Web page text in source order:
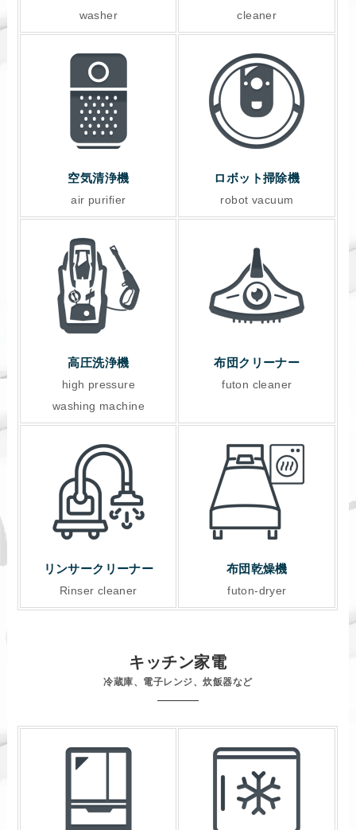
washer cleaner
空気清浄機
air purifier
ロボット掃除機
robot vacuum
高圧洗浄機
high pressure
washing machine
布団クリーナー
futon cleaner
リンサークリーナー
Rinser cleaner
布団乾燥機
futon-dryer
キッチン家電
冷蔵庫、電子レンジ、炊飯器など